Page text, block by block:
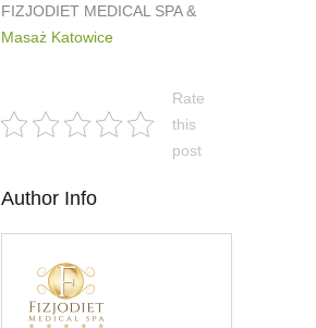
FIZJODIET MEDICAL SPA &
Masaż Katowice
Rate
this
post
Author Info